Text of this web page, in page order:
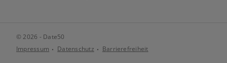
© 2026 - Date50
Impressum
Datenschutz Barrierefreiheit